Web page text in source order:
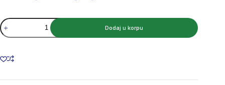
Danfoss
Špulna
za
BB230AS
Pljosnati
230
Dodaj u korpu